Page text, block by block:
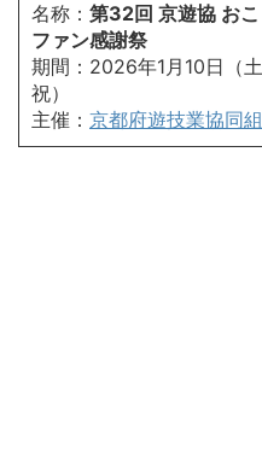
名称： 第32回 京遊協 お
ファン感謝祭
期間：2026年1月10日（
祝）
主催： 京都府遊技業協同